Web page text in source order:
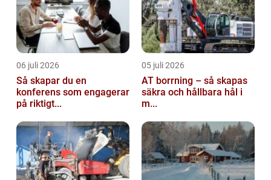
06 juli 2026
Så skapar du en
konferens som engagerar
på riktigt...
05 juli 2026
AT borrning – så skapas
säkra och hållbara hål i
m...